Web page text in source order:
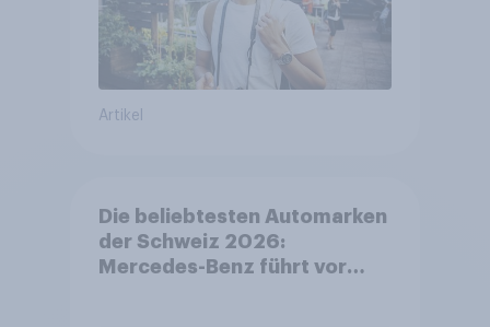
Artikel
Die beliebtesten Automarken
der Schweiz 2026:
Mercedes-Benz führt vor